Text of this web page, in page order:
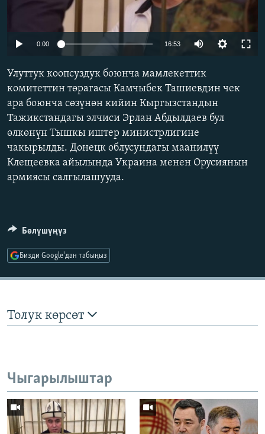
ЭЖЕ-СИҢДИЛЕР
АЗАТТЫК+
ЫҢГАЙСЫЗ СУРООЛОР
ОНЛАЙН ШЕРИНЕ
ЭЕ/АРнун бардык сайттары
360p 480p
720p 1080p
0:00 16:53
480p
720p
1080p
Улуттук коопсуздук боюнча мамлекеттик
комитеттин төрагасы Камчыбек Ташиевдин чек
ара боюнча сөзүнөн кийин Кыргызстандын
Тажикстандагы элчиси Эрлан Абдылдаев бул
өлкөнүн Тышкы иштер министрлигине
чакырылды. Донецк облусундагы маанилүү
Клещеевка айылында Украина менен Орусиянын
армиясы салгылашууда.
Бөлүшүңүз
Бизди Google'дан табыңыз
Толук көрсөт
Чыгарылыштар